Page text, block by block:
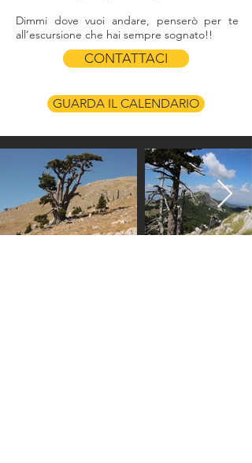
Dimmi dove vuoi andare, penserò per te
all’escursione che hai sempre sognato!!
CONTATTACI
GUARDA IL CALENDARIO